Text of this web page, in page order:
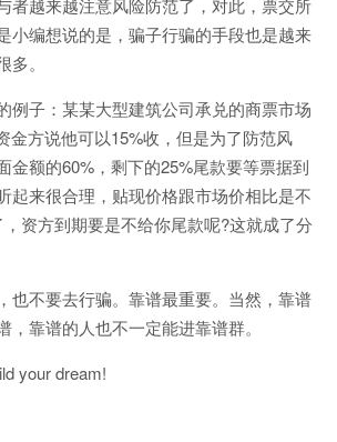
者越来越注意风险防范了，对此，票交所
小编想说的是，骗子行骗的手段也是越来
。
例子：某某大型建筑公司承兑的商票市场
金方说他可以15%收，但是为了防范风
金额的60%，剩下的25%尾款要等票据到
起来很合理，贴现价格跟市场价相比是不
资方到期要是不给你尾款呢?这就成了分
也不要去行骗。靠谱最重要。当然，靠谱
，靠谱的人也不一定能进靠谱群。
your dream!